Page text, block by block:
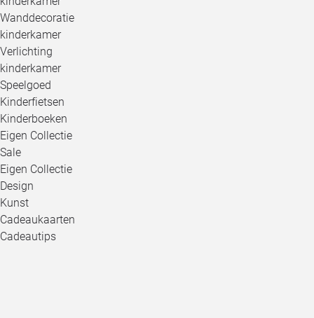
Wanddecoratie
kinderkamer
Verlichting
kinderkamer
Speelgoed
Kinderfietsen
Kinderboeken
Eigen Collectie
Sale
Eigen Collectie
Design
Kunst
Cadeaukaarten
Cadeautips